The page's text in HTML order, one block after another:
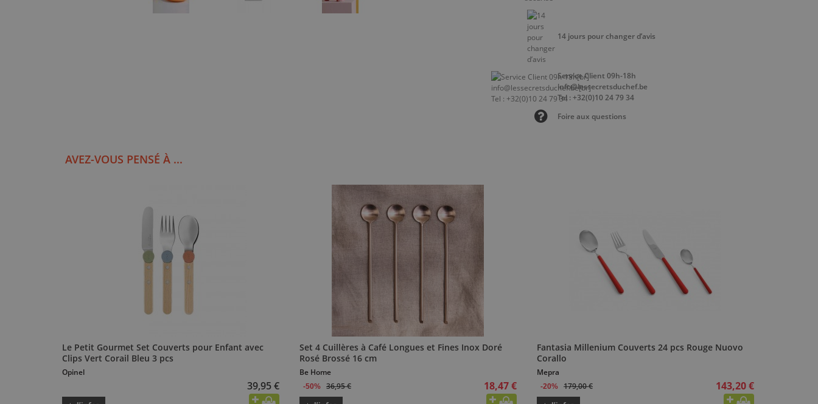
14 jours pour changer d’avis
Service Client 09h-18h
info@lessecretsduchef.be
Tel : +32(0)10 24 79 34
Foire aux questions
AVEZ-VOUS PENSÉ À ...
Le Petit Gourmet Set Couverts pour Enfant avec
Clips Vert Corail Bleu 3 pcs
Opinel
39,95 €
Set 4 Cuillères à Café Longues et Fines Inox Doré
Rosé Brossé 16 cm
Be Home
-50% 36,95 € 18,47 €
Fantasia Millenium Couverts 24 pcs Rouge Nuovo
Corallo
Mepra
-20% 179,00 € 143,20 €